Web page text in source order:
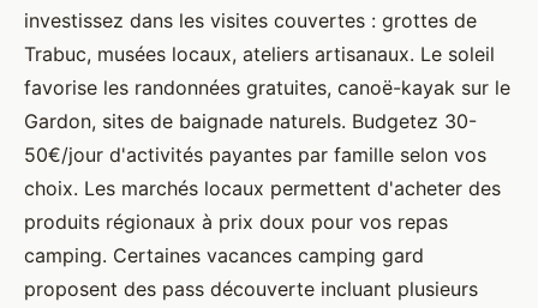
investissez dans les visites couvertes : grottes de
Trabuc, musées locaux, ateliers artisanaux. Le soleil
favorise les randonnées gratuites, canoë-kayak sur le
Gardon, sites de baignade naturels. Budgetez 30-
50€/jour d'activités payantes par famille selon vos
choix. Les marchés locaux permettent d'acheter des
produits régionaux à prix doux pour vos repas
camping. Certaines vacances camping gard
proposent des pass découverte incluant plusieurs